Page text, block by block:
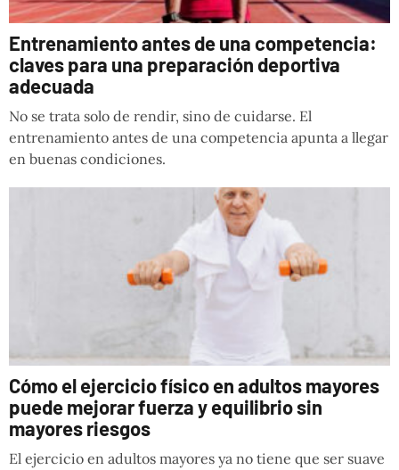
Entrenamiento antes de una competencia:
claves para una preparación deportiva
adecuada
No se trata solo de rendir, sino de cuidarse. El
entrenamiento antes de una competencia apunta a llegar
en buenas condiciones.
Cómo el ejercicio físico en adultos mayores
puede mejorar fuerza y equilibrio sin
mayores riesgos
El ejercicio en adultos mayores ya no tiene que ser suave